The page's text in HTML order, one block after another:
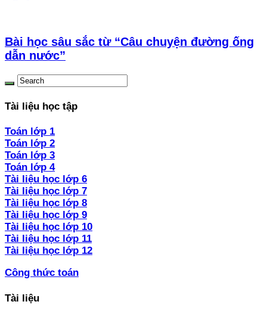
Bài học sâu sắc từ “Câu chuyện đường ống
dẫn nước”
Tài liệu học tập
Toán lớp 1
Toán lớp 2
Toán lớp 3
Toán lớp 4
Tài liệu học lớp 6
Tài liệu học lớp 7
Tài liệu học lớp 8
Tài liệu học lớp 9
Tài liệu học lớp 10
Tài liệu học lớp 11
Tài liệu học lớp 12
Công thức toán
Tài liệu